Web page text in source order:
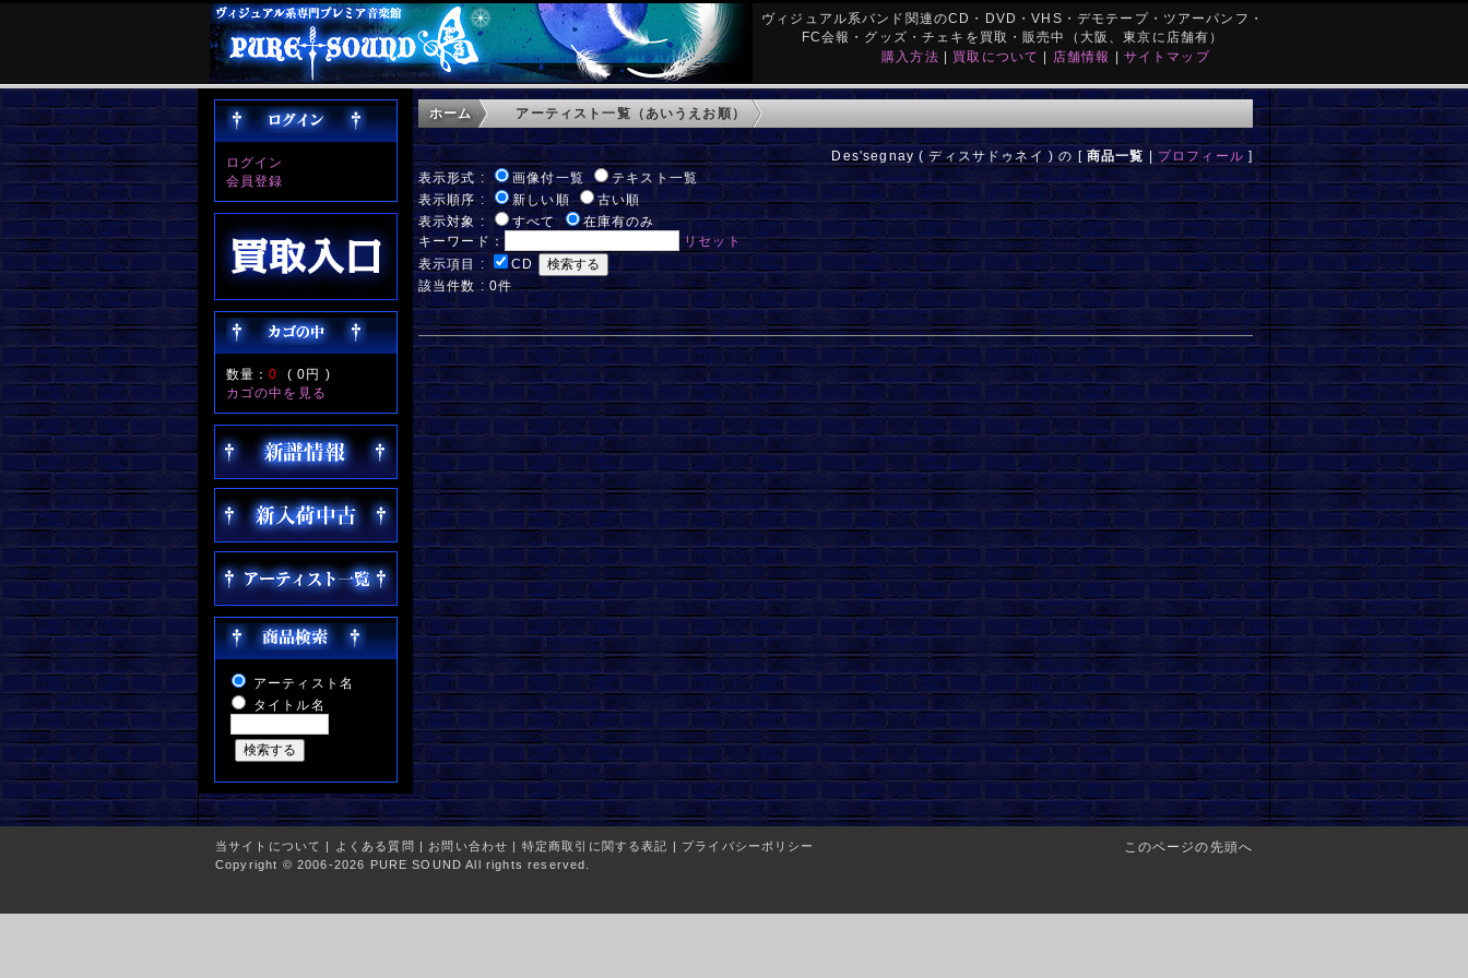
ヴィジュアル系バンド関連のCD・DVD・VHS・デモテープ・ツアーパンフ・
FC会報・グッズ・チェキを買取・販売中（大阪、東京に店舗有）
購入方法 | 買取について | 店舗情報 | サイトマップ
ログイン
会員登録
数量：0 (0円 )
カゴの中を見る
アーティスト名
タイトル名
ホーム アーティスト一覧（あいうえお順）
Des'segnay ( ディスサドゥネイ ) の [ 商品一覧 | プロフィール ]
表示形式 :
画像付一覧
テキスト一覧
表示順序 :
新しい順
古い順
表示対象 :
すべて
在庫有のみ
キーワード：
リセット
表示項目 :
CD
該当件数 : 0件
このページの先頭へ
当サイトについて | よくある質問 | お問い合わせ | 特定商取引に関する表記 | プライバシーポリシー
Copyright © 2006-2026 PURE SOUND All rights reserved.